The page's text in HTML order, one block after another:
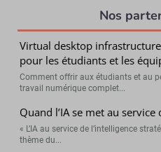
Nos
Virtual desktop
pour les étudiants et les
Comment offrir aux étudiants et au
travail numérique complet...
Quand l’IA se met au
« L’IA au service de l’intelligence
thème du...